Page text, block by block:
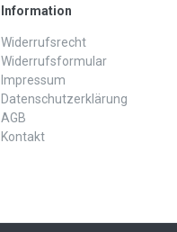
Information
Widerrufs­recht
Widerrufs­formular
Impressum
Daten­schutz­erklärung
AGB
Kontakt